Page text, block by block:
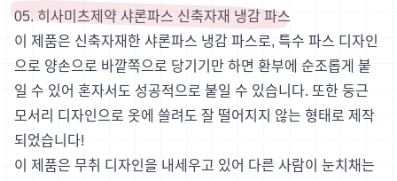
05. 히사미츠제약 샤론파스 신축자재 냉감 파스
이 제품은 신축자재한 샤론파스 냉감 파스로, 특수 파스 디자인
으로 양손으로 바깥쪽으로 당기기만 하면 환부에 순조롭게 붙
일 수 있어 혼자서도 성공적으로 붙일 수 있습니다. 또한 둥근
모서리 디자인으로 옷에 쓸려도 잘 떨어지지 않는 형태로 제작
되었습니다!
이 제품은 무취 디자인을 내세우고 있어 다른 사람이 눈치채는